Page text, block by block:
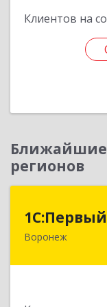
Клиентов на
Ближайшие
регионов
Воронеж
394006,